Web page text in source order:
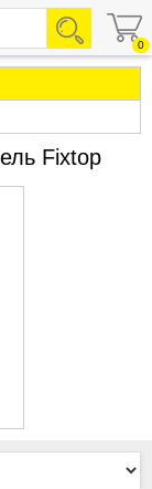
0
Fixtop